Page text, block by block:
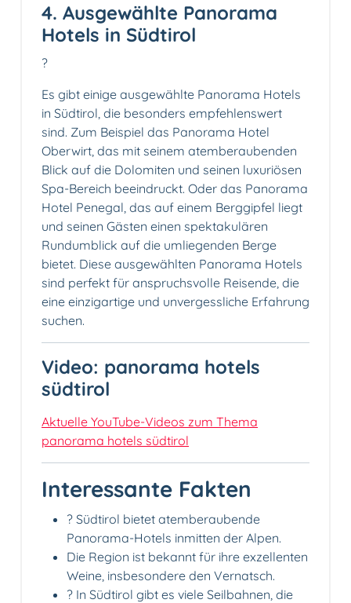
4. Ausgewählte Panorama
Hotels in Südtirol
?
Es gibt einige ausgewählte Panorama Hotels
in Südtirol, die besonders empfehlenswert
sind. Zum Beispiel das Panorama Hotel
Oberwirt, das mit seinem atemberaubenden
Blick auf die Dolomiten und seinen luxuriösen
Spa-Bereich beeindruckt. Oder das Panorama
Hotel Penegal, das auf einem Berggipfel liegt
und seinen Gästen einen spektakulären
Rundumblick auf die umliegenden Berge
bietet. Diese ausgewählten Panorama Hotels
sind perfekt für anspruchsvolle Reisende, die
eine einzigartige und unvergessliche Erfahrung
suchen.
Video: panorama hotels
südtirol
Aktuelle YouTube-Videos zum Thema
panorama hotels südtirol
Interessante Fakten
? Südtirol bietet atemberaubende
Panorama-Hotels inmitten der Alpen.
Die Region ist bekannt für ihre exzellenten
Weine, insbesondere den Vernatsch.
? In Südtirol gibt es viele Seilbahnen, die